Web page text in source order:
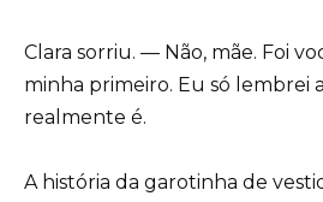
Clara sorriu. — Não, mãe. Foi
minha primeiro. Eu só lembrei
realmente é.
A história da garotinha de